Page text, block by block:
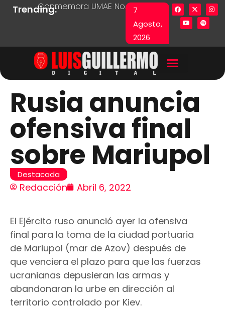
7
Agosto,
2026
Trending:Conmemora UMAE No. 71 Día de las y los
Lista en excel expone
Rusia anuncia
ofensiva final
sobre Mariupol
Destacada
Redacción Abril 6, 2022
El Ejército ruso anunció ayer la ofensiva
final para la toma de la ciudad portuaria
de Mariupol (mar de Azov) después de
que venciera el plazo para que las fuerzas
ucranianas depusieran las armas y
abandonaran la urbe en dirección al
territorio controlado por Kiev.